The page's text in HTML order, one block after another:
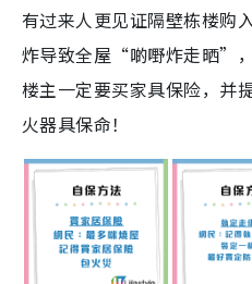
有过来人更见证隔壁栋楼购
炸导致全屋“啲嘢炸走晒”
楼主一定要买家具保险，
火器具保命！